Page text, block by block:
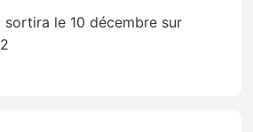
le 10 décembre sur